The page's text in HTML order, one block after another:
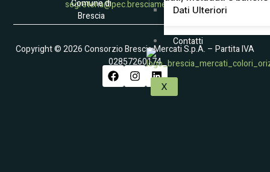
Dati Ulteriori
Contatti
X
segreteria@pec.bresciamercati.com
Comune di
Brescia
Copyright © 2026 Consorzio Brescia Mercati S.p.A. – Partita IVA
02857260174